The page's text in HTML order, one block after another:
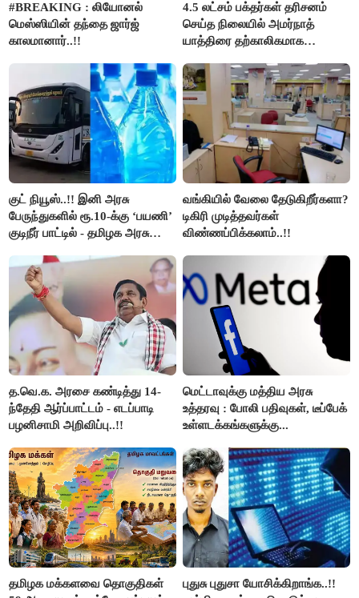
#BREAKING : லியோனல்
மெஸ்ஸியின் தந்தை ஜார்ஜ்
காலமானார்..!!
4.5 லட்சம் பக்தர்கள் தரிசனம்
செய்த நிலையில் அமர்நாத்
யாத்திரை தற்காலிகமாக
குட் நியூஸ்..!! இனி அரசு
பேருந்துகளில் ரூ.10-க்கு ‘பயணி’
குடிநீர் பாட்டில் - தமிழக அரசு
வங்கியில் வேலை தேடுகிறீர்களா?
டிகிரி முடித்தவர்கள்
விண்ணப்பிக்கலாம்..!!
த.வெ.க. அரசை கண்டித்து 14-
ந்தேதி ஆர்ப்பாட்டம் - எடப்பாடி
பழனிசாமி அறிவிப்பு..!!
மெட்டாவுக்கு மத்திய அரசு
உத்தரவு : போலி பதிவுகள், டீப்பேக்
உள்ளடக்கங்களுக்கு...
தமிழக மக்களவை தொகுதிகள்
புதுசு புதுசா யோசிக்கிறாங்க..!!